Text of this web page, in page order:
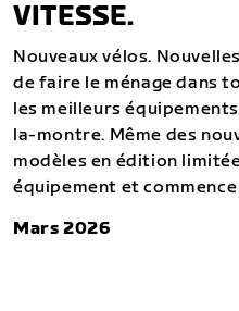
VITESSE.
Nouveaux vélos.
de faire le ménage dans
les meilleurs
la-montre. Même des
modèles en édition
équipement et
Mars 2026